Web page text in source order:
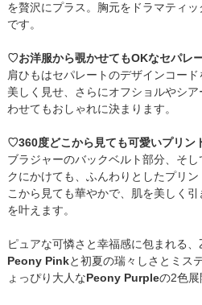
を贅沢にプラス。胸元をドラマティ
です。
♡お洋服から覗かせてもOKなセパレ
肩ひもはセパレートのデザインコー
美しく見せ、さらにオフショルやシ
わせてもおしゃれに決まります。
♡360度どこから見ても可愛いプリン
ブラジャーのバックベルト部分、そ
クにかけても、ふんわりとしたプリ
こから見ても華やかで、肌を美しく
を叶えます。
ピュアな可憐さと幸福感に包まれる
Peony Pinkと初夏の瑞々しさとミス
ょっぴり大人なPeony Purpleの2色展